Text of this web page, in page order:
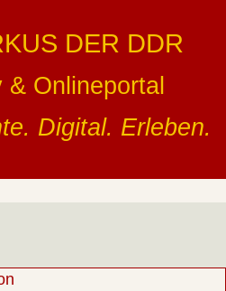
DER DDR
& Onlineportal
Digital. Erleben.